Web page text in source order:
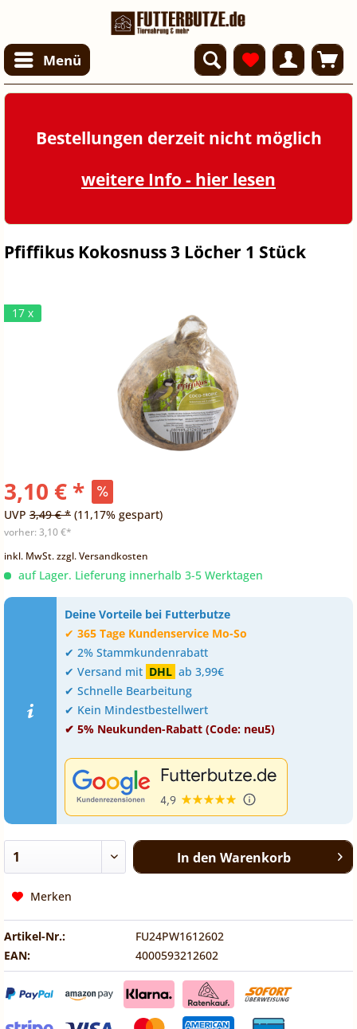
Menü
Bestellungen derzeit nicht möglich
weitere Info - hier lesen
Pfiffikus Kokosnuss 3 Löcher 1 Stück
17 x
3,10 € *
UVP 3,49 € * (11,17% gespart)
vorher: 3,10 €*
inkl. MwSt.zzgl. Versandkosten
auf Lager. Lieferung innerhalb 3-5 Werktagen
Deine Vorteile bei Futterbutze
✔ 365 Tage Kundenservice Mo-So
✔ 2% Stammkundenrabatt
✔ Versand mit DHL ab 3,99€
✔ Schnelle Bearbeitung
✔ Kein Mindestbestellwert
✔ 5% Neukunden-Rabatt (Code: neu5)
In den Warenkorb
Merken
Artikel-Nr.:
FU24PW1612602
EAN:
4000593212602